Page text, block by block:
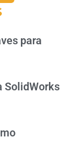
para
SolidWorks